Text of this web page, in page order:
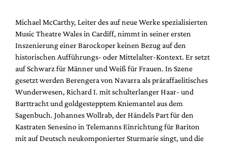
Michael McCarthy, Leiter des auf neue Werke spezialisierten
Music Theatre Wales in Cardiff, nimmt in seiner ersten
Inszenierung einer Barockoper keinen Bezug auf den
historischen Aufführungs- oder Mittelalter-Kontext. Er setzt
auf Schwarz für Männer und Weiß für Frauen. In Szene
gesetzt werden Berengera von Navarra als präraffaelitisches
Wunderwesen, Richard I. mit schulterlanger Haar- und
Barttracht und goldgestepptem Kniemantel aus dem
Sagenbuch. Johannes Wollrab, der Händels Part für den
Kastraten Senesino in Telemanns Einrichtung für Bariton
mit auf Deutsch neukomponierter Sturmarie singt, und die